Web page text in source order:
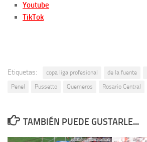
Youtube
TikTok
Etiquetas: copa liga profesional de la fuente
Penel
Pussetto Quemeros Rosario Central
TAMBIÉN PUEDE GUSTARLE...